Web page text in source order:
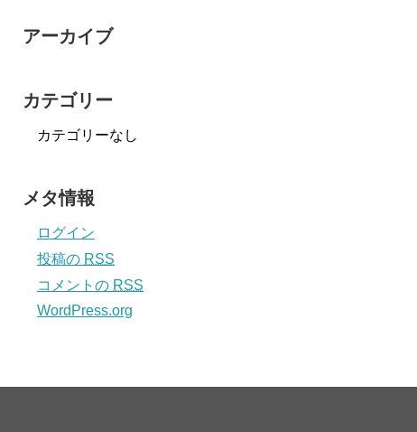
アーカイブ
カテゴリー
カテゴリーなし
メタ情報
ログイン
投稿の RSS
コメントの RSS
WordPress.org